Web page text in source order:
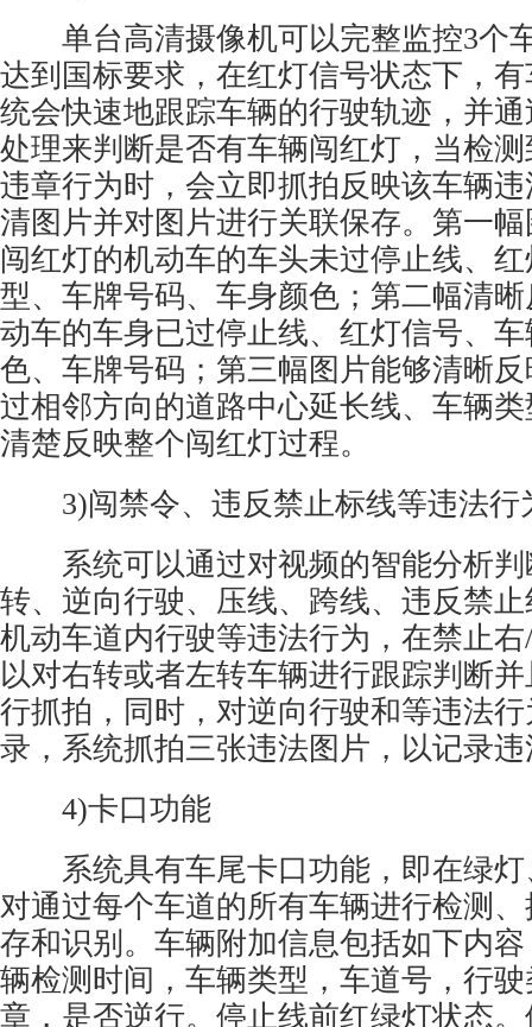
单台高清摄像机可以完整监控3个
达到国标要求，在红灯信号状态下，
统会快速地跟踪车辆的行驶轨迹，并
处理来判断是否有车辆闯红灯，当检
违章行为时，会立即抓拍反映该车辆
清图片并对图片进行关联保存。第一
闯红灯的机动车的车头未过停止线、
型、车牌号码、车身颜色；第二幅清
动车的车身已过停止线、红灯信号、
色、车牌号码；第三幅图片能够清晰
过相邻方向的道路中心延长线、车辆
清楚反映整个闯红灯过程。
3)闯禁令、违反禁止标线等违法行
系统可以通过对视频的智能分析判
转、逆向行驶、压线、跨线、违反禁
机动车道内行驶等违法行为，在禁止
以对右转或者左转车辆进行跟踪判断
行抓拍，同时，对逆向行驶和等违法
录，系统抓拍三张违法图片，以记录
4)卡口功能
系统具有车尾卡口功能，即在绿灯
对通过每个车道的所有车辆进行检测
存和识别。车辆附加信息包括如下内
辆检测时间，车辆类型，车道号，行
章，是否逆行。停止线前红绿灯状态